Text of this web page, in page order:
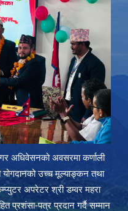
अधिवेसनको अवसरमा कर्णाली
योगदानको उच्च मूल्याङ्कन तथा
अपरेटर श्री डम्वर महरा
प्रशंसा-पत्र प्रदान गर्दै सम्मान